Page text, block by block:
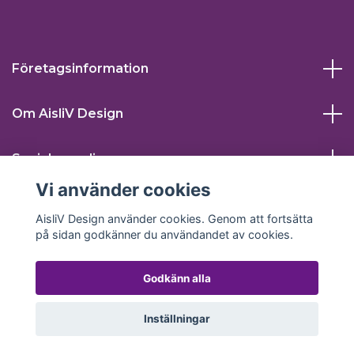
Företagsinformation
Om AisliV Design
Sociala medier
© 2026 AisliV Design
Vi använder cookies
AisliV Design använder cookies. Genom att fortsätta
på sidan godkänner du användandet av cookies.
Godkänn alla
Inställningar